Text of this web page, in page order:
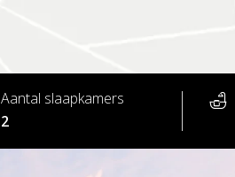
Aantal slaapkamers
2